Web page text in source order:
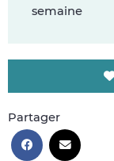
semaine
Partager